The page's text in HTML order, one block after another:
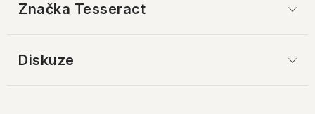
Značka Tesseract
Diskuze